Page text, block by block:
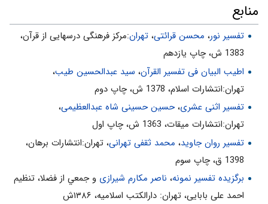
2- از عوامل حوادث و بلاياى طبيعى، گناهان بشر است. «رِيحٍ فِيها صِرٌّ أَصابَتْ
حَرْثَ قَوْمٍ ظَلَمُوا»
3- گناه، كارهاى نيك را نابود مى‌كند. «ظَلَمُوا أَنْفُسَهُمْ فَأَهْلَكَتْهُ»
4- قهر خداوندى ظلم نيست، بلكه بازتاب عملكرد خود انسان است. «وَ ما
ظَلَمَهُمُ اللَّهُ وَ لكِنْ أَنْفُسَهُمْ يَظْلِمُونَ»
منابع
تفسیر نور، محسن قرائتی، تهران:مركز فرهنگى درسهايى از قرآن،
1383 ش، چاپ يازدهم
اطیب البیان فی تفسیر القرآن‌، سید عبدالحسین طیب،
تهران:انتشارات اسلام‌، 1378 ش‌، چاپ دوم‌
تفسیر اثنی عشری،حسین حسینی شاه عبدالعظیمی،
تهران:انتشارات ميقات، 1363 ش، چاپ اول
تفسیر روان جاوید، محمد ثقفی تهرانی، تهران:انتشارات برهان،
1398 ق، چاپ سوم
برگزیده تفسیر نمونه، ناصر مکارم شیرازی و جمعي از فضلا، تنظیم
احمد علی بابایی، تهران: دارالکتب اسلامیه، ۱۳۸۶ش